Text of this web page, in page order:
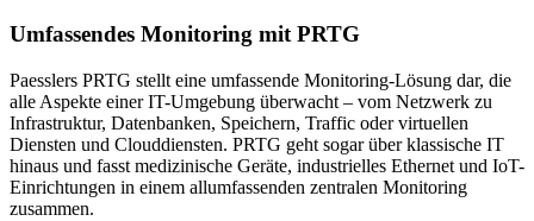
Umfassendes Monitoring mit PRTG
Paesslers PRTG stellt eine umfassende Monitoring-Lösung dar, die
alle Aspekte einer IT-Umgebung überwacht – vom Netzwerk zu
Infrastruktur, Datenbanken, Speichern, Traffic oder virtuellen
Diensten und Clouddiensten. PRTG geht sogar über klassische IT
hinaus und fasst medizinische Geräte, industrielles Ethernet und IoT-
Einrichtungen in einem allumfassenden zentralen Monitoring
zusammen.